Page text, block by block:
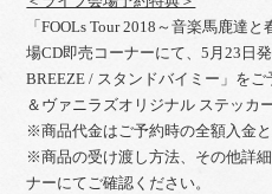
「FOOLs Tour 2018～音楽馬鹿達
場CD即売コーナーにて、5月23日
BREEZE / スタンドバイミー」を
＆ヴァニラズオリジナル ステッカ
※商品代金はご予約時の全額入金と
※商品の受け渡し方法、その他詳
ナーにてご確認ください。